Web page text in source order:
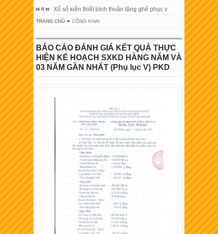
vương Xổ số kiến thiết bình thuận tặng ghế phục vụ người bệnh tại
Công ty
TRANG CHỦ CÔNG KHAI
BÁO CÁO ĐÁNH GIÁ KẾT QUẢ THỰC
HIỆN KẾ HOẠCH SXKD HÀNG NĂM VÀ
03 NĂM GẦN NHẤT (Phụ lục V) PKD